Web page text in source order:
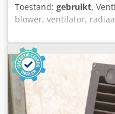
Toestand: gebruikt,
blower, ventilator,
rookgasventilator,
ebmpapst,
AA04-19 Djdpfx
66/77W -aantal: 1x
380/260/H85 mm -